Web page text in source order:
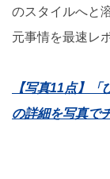
のスタイルへと
元事情を最速レ
【写真11点】「
の詳細を写真で